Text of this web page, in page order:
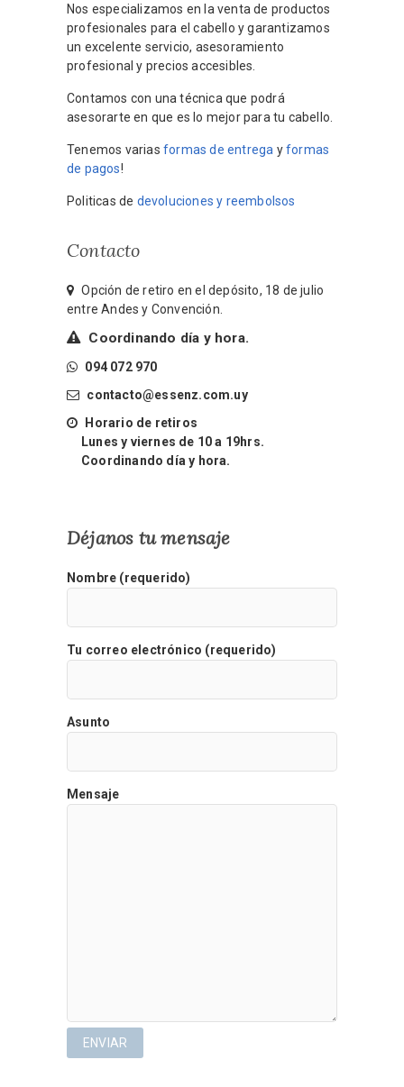
Nos especializamos en la venta de productos
profesionales para el cabello y garantizamos
un excelente servicio, asesoramiento
profesional y precios accesibles.
Contamos con una técnica que podrá
asesorarte en que es lo mejor para tu cabello.
Tenemos varias formas de entrega yformas
de pagos!
Politicas de devoluciones y reembolsos
Contacto
Opción de retiro en el depósito, 18 de julio
entre Andes y Convención.
Coordinando día y hora.
094 072 970
contacto@essenz.com.uy
Horario de retiros
Lunes y viernes de 10 a 19hrs.
Coordinando día y hora.
Déjanos tu mensaje
Nombre (requerido)
Tu correo electrónico (requerido)
Asunto
Mensaje